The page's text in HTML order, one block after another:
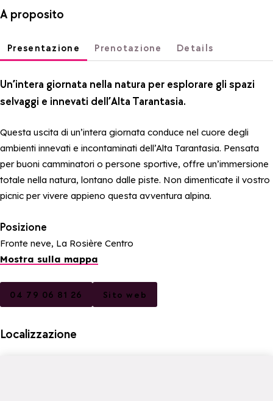
A proposito
Presentazione Prenotazione Details
Un’intera giornata nella natura per esplorare gli spazi
selvaggi e innevati dell’Alta Tarantasia.
Questa uscita di un’intera giornata conduce nel cuore degli
ambienti innevati e incontaminati dell’Alta Tarantasia. Pensata
per buoni camminatori o persone sportive, offre un’immersione
totale nella natura, lontano dalle piste. Non dimenticate il vostro
picnic per vivere appieno questa avventura alpina.
Posizione
Fronte neve, La Rosière Centro
Mostra sulla mappa
04 79 06 81 26 Sito web
Localizzazione